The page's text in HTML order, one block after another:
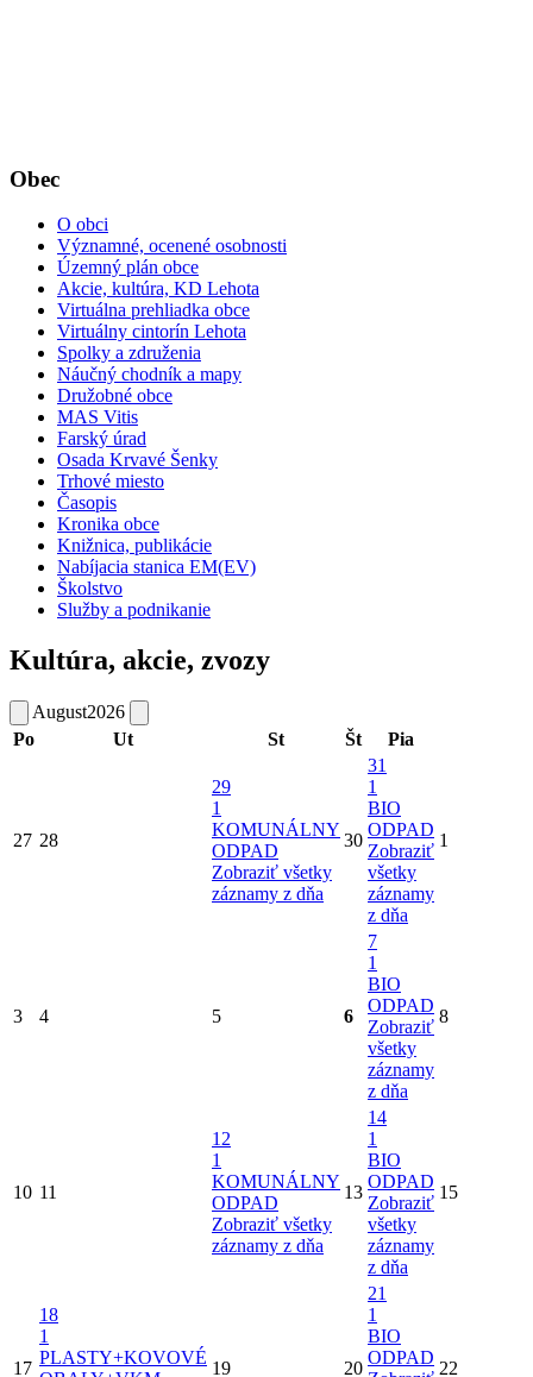
Obec
O obci
Významné, ocenené osobnosti
Územný plán obce
Akcie, kultúra, KD Lehota
Virtuálna prehliadka obce
Virtuálny cintorín Lehota
Spolky a združenia
Náučný chodník a mapy
Družobné obce
MAS Vitis
Farský úrad
Osada Krvavé Šenky
Trhové miesto
Časopis
Kronika obce
Knižnica, publikácie
Nabíjacia stanica EM(EV)
Školstvo
Služby a podnikanie
Kultúra, akcie, zvozy
August2026
Po
Ut St Št Pia
27 28
29
1
KOMUNÁLNY
ODPAD
Zobraziť všetky
záznamy z dňa
30
31
1
BIO
ODPAD
Zobraziť
všetky
záznamy
z dňa
1
3 4 5 6
7
1
BIO
ODPAD
Zobraziť
všetky
záznamy
z dňa
8
10 11
12
1
KOMUNÁLNY
ODPAD
Zobraziť všetky
záznamy z dňa
13
14
1
BIO
ODPAD
Zobraziť
všetky
záznamy
z dňa
15
17
18
1
PLASTY+KOVOVÉ
19 20
21
1
BIO
ODPAD
22